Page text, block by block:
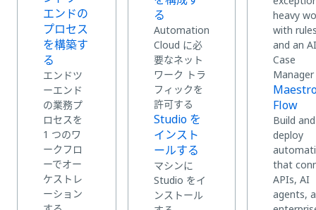
エンドの
プロセス
を構築す
る
エンドツ
ーエンド
の業務プ
ロセスを
1 つのワ
ークフロ
ーでオー
ケストレ
ーション
る
Automation
Cloud に必
要なネット
ワーク トラ
フィックを
許可する
Studio を
インスト
ールする
マシンに
Studio をイ
ンストール
heavy
with
and an AI
Case
Manager
Flow
Build and
deploy
that
APIs, AI
agents,